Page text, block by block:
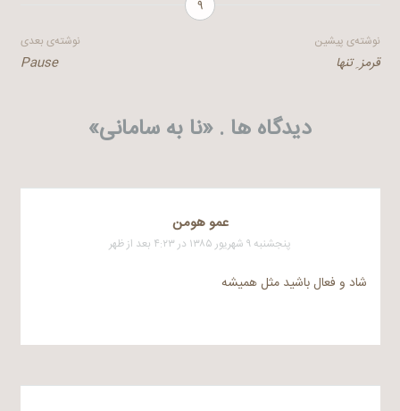
۹
راهبری
نوشته
نوشته‌ی پیشین
قرمز ِ تنها
نوشته‌ی بعدی
Pause
دیدگاه ها . «نا به سامانی»
عمو هومن
پنجشنبه ۹ شهریور ۱۳۸۵ در ۴:۲۳ بعد از ظهر
شاد و فعال باشید مثل همیشه